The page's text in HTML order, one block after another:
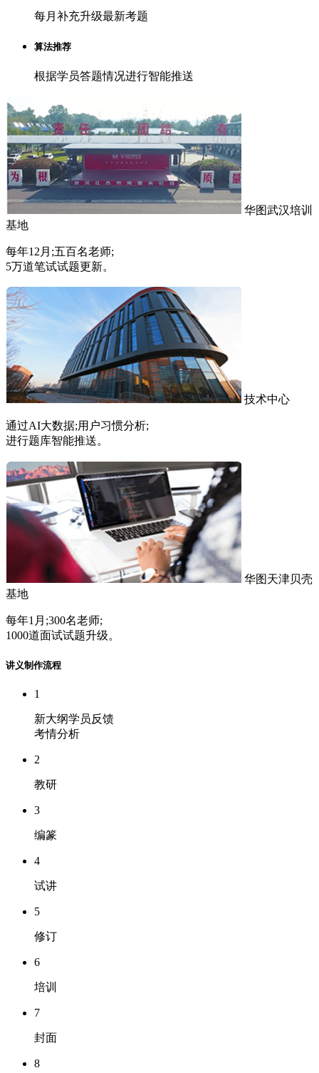
每月补充升级最新考题
算法推荐
根据学员答题情况进行智能推送
华图武汉培训
基地
每年12月;五百名老师;
5万道笔试试题更新。
技术中心
通过AI大数据;用户习惯分析;
进行题库智能推送。
华图天津贝壳
基地
每年1月;300名老师;
1000道面试试题升级。
讲义制作流程
1
新大纲学员反馈
考情分析
2
教研
3
编篆
4
试讲
5
修订
6
培训
7
封面
8